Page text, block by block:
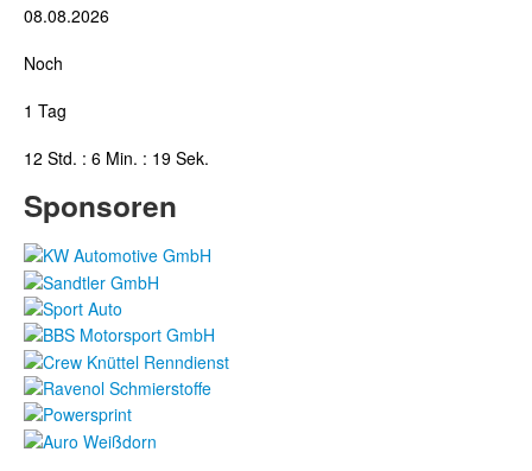
08.08.2026
Noch
1 Tag
12 Std. : 6 Min. : 19 Sek.
Sponsoren